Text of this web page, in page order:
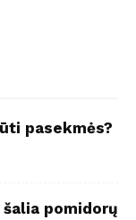
pasekmės?
pomidorų